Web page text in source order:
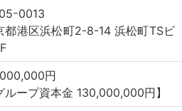
ｰ0013
都港区浜松町2-8-14 浜松町TSビ
円
ループ資本金 130,000,000円】